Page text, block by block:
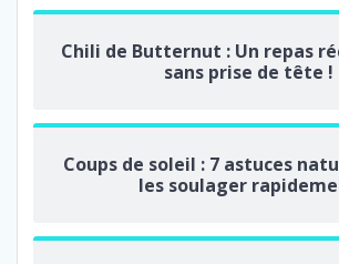
Chili de Butternut : Un repas
sans prise de tête !
Coups de soleil : 7 astuces
les soulager